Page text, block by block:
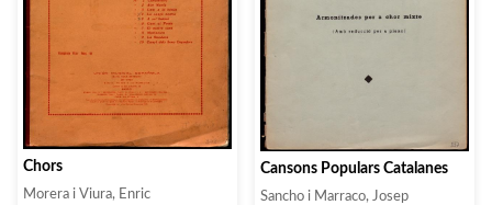
Chors
Morera i Viura, Enric
Cansons Populars Catalanes
Sancho i Marraco, Josep